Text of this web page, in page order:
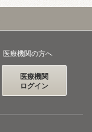
医療機関の方へ
医療機関
ログイン